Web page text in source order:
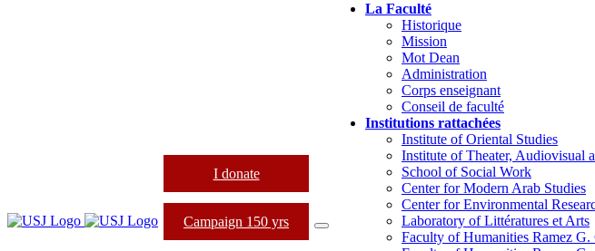
I donate
Campaign 150 yrs
La Faculté
Historique
Mission
Mot Dean
Administration
Corps enseignant
Conseil de faculté
Institutions rattachées
Institute of Oriental Studies
Institute of Theater, Audiovisual
School of Social Work
Center for Modern Arab Studies
Center for Environmental
Laboratory of Littératures et Arts
Faculty of Humanities Ramez